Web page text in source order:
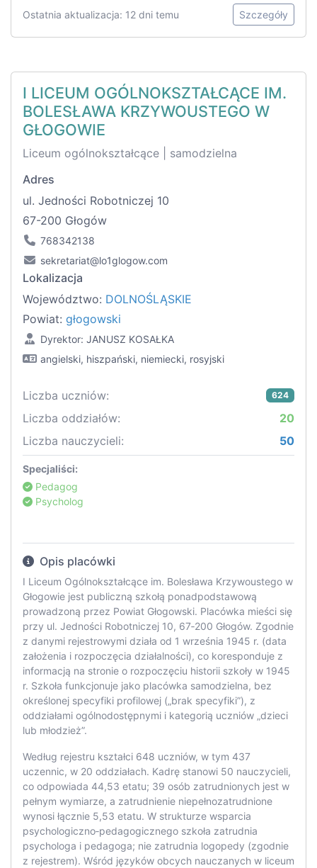
Ostatnia aktualizacja: 12 dni temu Szczegóły
I LICEUM OGÓLNOKSZTAŁCĄCE IM.
BOLESŁAWA KRZYWOUSTEGO W
GŁOGOWIE
Liceum ogólnokształcące | samodzielna
Adres
ul. Jedności Robotniczej 10
67-200 Głogów
768342138
sekretariat@lo1glogow.com
Lokalizacja
Województwo: DOLNOŚLĄSKIE
Powiat: głogowski
Dyrektor: JANUSZ KOSAŁKA
angielski, hiszpański, niemiecki, rosyjski
Liczba uczniów: 624
Liczba oddziałów:
20
Liczba nauczycieli:
50
Specjaliści:
Pedagog
Psycholog
Opis placówki
I Liceum Ogólnokształcące im. Bolesława Krzywoustego w
Głogowie jest publiczną szkołą ponadpodstawową
prowadzoną przez Powiat Głogowski. Placówka mieści się
przy ul. Jedności Robotniczej 10, 67‑200 Głogów. Zgodnie
z danymi rejestrowymi działa od 1 września 1945 r. (data
założenia i rozpoczęcia działalności), co koresponduje z
informacją na stronie o rozpoczęciu historii szkoły w 1945
r. Szkoła funkcjonuje jako placówka samodzielna, bez
określonej specyfiki profilowej („brak specyfiki”), z
oddziałami ogólnodostępnymi i kategorią uczniów „dzieci
lub młodzież”.
Według rejestru kształci 648 uczniów, w tym 437
uczennic, w 20 oddziałach. Kadrę stanowi 50 nauczycieli,
co odpowiada 44,53 etatu; 39 osób zatrudnionych jest w
pełnym wymiarze, a zatrudnienie niepełnozatrudnione
wynosi łącznie 5,53 etatu. W strukturze wsparcia
psychologiczno‑pedagogicznego szkoła zatrudnia
psychologa i pedagoga; nie zatrudnia logopedy (zgodnie
z rejestrem). Wśród języków obcych nauczanych w liceum